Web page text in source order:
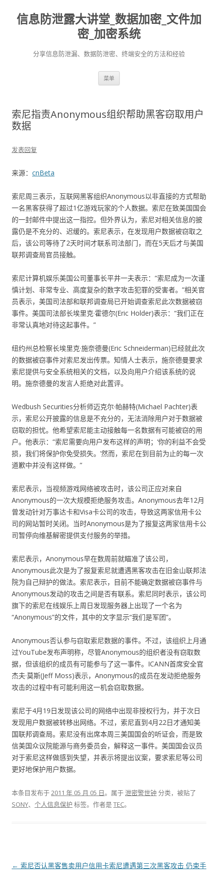
信息防泄露大讲堂_数据加密_文件加
密_加密系统
分享信息防泄漏、数据防泄密、终端安全的方法和经验
菜单
索尼指责Anonymous组织帮助黑客窃取用户
数据
发表回复
来源： cnBeta
索尼周三表示，互联网黑客组织Anonymous以非直接的方式帮助
一名黑客获得了超过1亿游戏玩家的个人数据。索尼在致美国国会
的一封邮件中提出这一指控。但外界认为，索尼对相关信息的披
露仍是不充分的、迟缓的。索尼表示，在发现用户数据被窃取之
后，该公司等待了2天时间才联系司法部门，而在5天后才与美国
联邦调查局官员接触。
索尼计算机娱乐美国公司董事长平井一夫表示：“索尼成为一次谨
慎计划、非常专业、高度复杂的数字攻击犯罪的受害者。”相关官
员表示，美国司法部和联邦调查局已开始调查索尼此次数据被窃
事件。美国司法部长埃里克·霍德尔(Eric Holder)表示：“我们正在
非常认真地对待这起事件。”
纽约州总检察长埃里克·施奈德曼(Eric Schneiderman)已经就此次
的数据被窃事件对索尼发出传票。知情人士表示，施奈德曼要求
索尼提供与安全系统相关的文档，以及向用户介绍该系统的说
明。施奈德曼的发言人拒绝对此置评。
Wedbush Securities分析师迈克尔·帕赫特(Michael Pachter)表
示，索尼公开披露的信息是不充分的，无法消除用户对于数据被
窃取的担忧。他希望索尼能主动接触每一名数据有可能被窃的用
户。他表示：“索尼需要向用户发布这样的声明；‘你的利益不会受
损，我们将保护你免受损失。’然而，索尼在到目前为止的每一次
道歉中并没有这样做。”
索尼表示，当视频游戏网络被攻击时，该公司正应对来自
Anonymous的一次大规模拒绝服务攻击。Anonymous去年12月
曾发动针对万事达卡和Visa卡公司的攻击，导致这两家信用卡公
司的网站暂时关闭。当时Anonymous是为了报复这两家信用卡公
司暂停向维基解密提供支付服务的举措。
索尼表示，Anonymous早在数周前就瞄准了该公司，
Anonymous此次是为了报复索尼就遭遇黑客攻击在旧金山联邦法
院为自己辩护的做法。索尼表示，目前不能确定数据被窃事件与
Anonymous发动的攻击之间是否有联系。索尼同时表示，该公司
旗下的索尼在线娱乐上周日发现服务器上出现了一个名为
“Anonymous”的文件，其中的文字显示“我们是军团”。
Anonymous否认参与窃取索尼数据的事件。不过，该组织上月通
过YouTube发布声明称，尽管Anonymous的组织者没有窃取数
据，但该组织的成员有可能参与了这一事件。ICANN首席安全官
杰夫·莫斯(Jeff Moss)表示，Anonymous的成员在发动拒绝服务
攻击的过程中有可能利用这一机会窃取数据。
索尼于4月19日发现该公司的网络中出现非授权行为，并于次日
发现用户数据被转移出网络。不过，索尼直到4月22日才通知美
国联邦调查局。索尼没有出席本周三美国国会的听证会，而是致
信美国众议院能源与商务委员会，解释这一事件。美国国会议员
对于索尼这样做感到失望，并表示将提出议案，要求索尼等公司
更好地保护用户数据。
本条目发布于2011 年 05 月 05 日。属于泄密警世钟 分类，被贴了
SONY、 个人信息保护 标签。 作者是TEC。
文章导航
← 索尼否认黑客售卖用户信用卡索尼遭遇第三次黑客攻击 仍束手